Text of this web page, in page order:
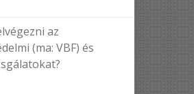
az
(ma: VBF) és